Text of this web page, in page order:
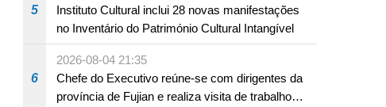
5
Instituto Cultural inclui 28 novas manifestações
no Inventário do Património Cultural Intangível
6
2026-08-04 21:35
Chefe do Executivo reúne-se com dirigentes da
província de Fujian e realiza visita de trabalho